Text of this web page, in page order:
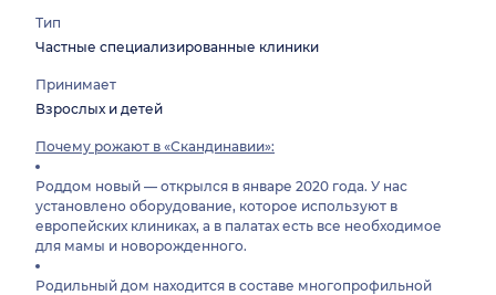
Тип
Частные специализированные клиники
Принимает
Взрослых и детей
Почему рожают в «Скандинавии»:
Роддом новый — открылся в январе 2020 года. У нас
установлено оборудование, которое используют в
европейских клиниках, а в палатах есть все необходимое
для мамы и новорожденного.
Родильный дом находится в составе многопрофильной